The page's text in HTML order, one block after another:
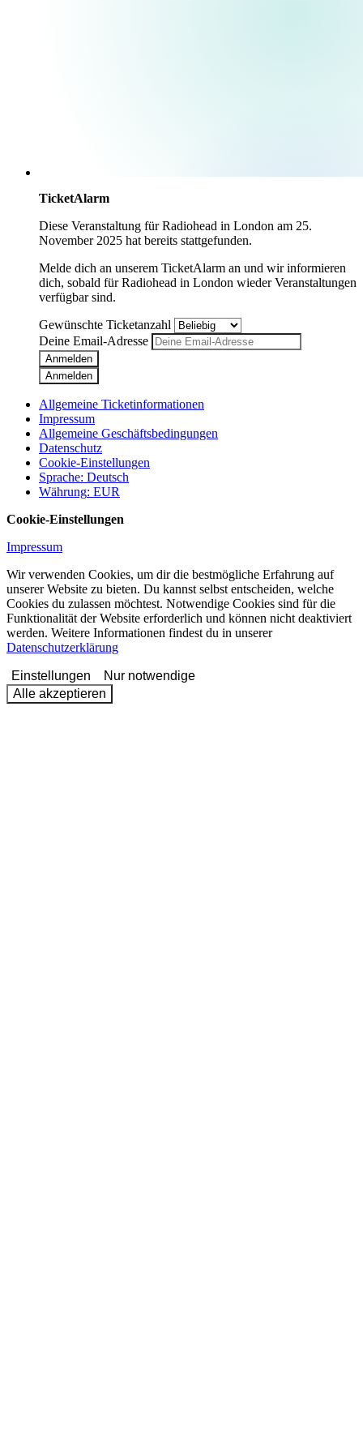
TicketAlarm
Diese Veranstaltung fürRadiohead in London am 25.
November 2025 hat bereits stattgefunden.
Melde dich an unserem TicketAlarm an und wir informieren
dich, sobald fürRadiohead in London wieder Veranstaltungen
verfügbar sind.
Gewünschte Ticketanzahl
Deine Email-Adresse
Anmelden
Anmelden
Allgemeine Ticketinformationen
Impressum
Allgemeine Geschäftsbedingungen
Datenschutz
Cookie-Einstellungen
Sprache: Deutsch
Währung: EUR
Cookie-Einstellungen
Impressum
Wir verwenden Cookies, um dir die bestmögliche Erfahrung auf
unserer Website zu bieten. Du kannst selbst entscheiden, welche
Cookies du zulassen möchtest. Notwendige Cookies sind für die
Funktionalität der Website erforderlich und können nicht deaktiviert
werden. Weitere Informationen findest du in unserer
Datenschutzerklärung
Einstellungen
Nur notwendige
Alle akzeptieren